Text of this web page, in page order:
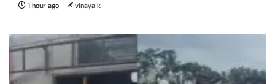
1 hour ago vinaya k